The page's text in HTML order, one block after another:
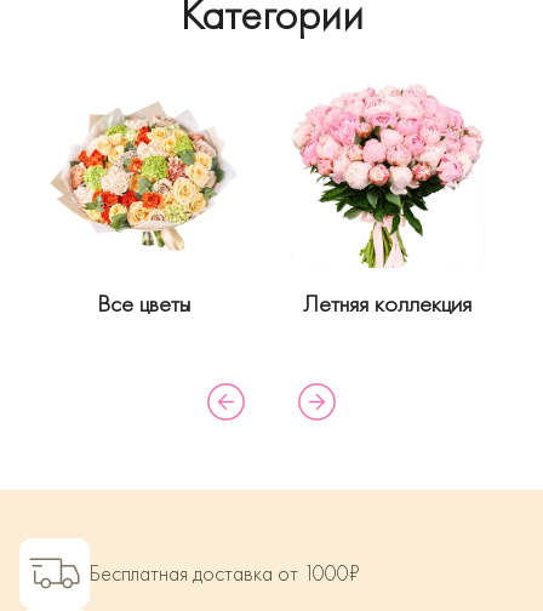
Категории
Все цветы Летняя коллекция
Бесплатная доставка от 1000₽